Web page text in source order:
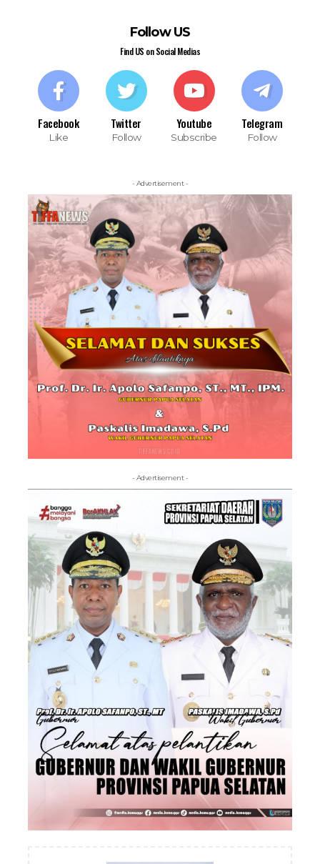
Follow US
Find US on Social Medias
Facebook
Like
Twitter
Follow
Youtube
Subscribe
Telegram
Follow
- Advertisement -
- Advertisement -